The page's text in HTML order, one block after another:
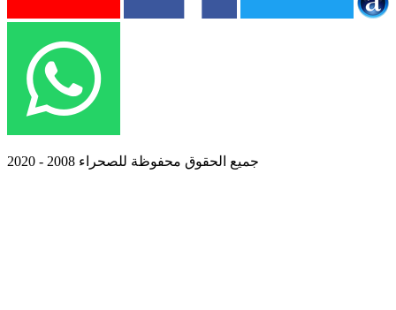
جميع الحقوق محفوظة للصحراء 2008 - 2020